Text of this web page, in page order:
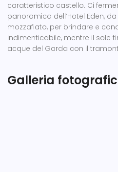
caratteristico castello. Ci
panoramica dell’Hotel Eden,
mozzafiato, per brindare e
indimenticabile, mentre il sole
acque del Garda con il
Galleria